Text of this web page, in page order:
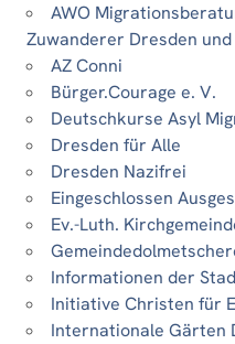
AWO
Zuwanderer Dresden und
AZ Conni
Bürger.Courage e. V.
Deutschkurse Asyl
Dresden für Alle
Dresden Nazifrei
Eingeschlossen
Ev.-Luth.
Informationen der
Initiative Christen für
Internationale Gärten